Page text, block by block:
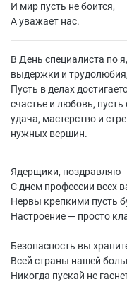
И мир пусть не боится,
А уважает нас.
В День специалиста по
выдержки и
Пусть в делах
счастье и любовь, пусть
удача, мастерство и
нужных вершин.
Ядерщики, поздравляю
С днем профессии всех
Нервы крепкими пусть
Настроение — просто
Безопасность вы
Всей страны нашей
Никогда пускай не